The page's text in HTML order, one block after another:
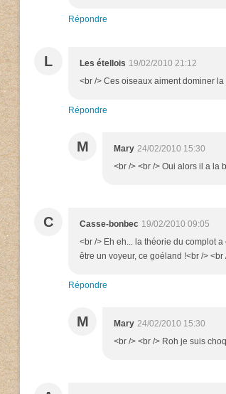
Répondre
L Les étellois 19/02/2010 21:12
<br /> Ces oiseaux aiment dominer
Répondre
M Mary 24/02/2010 15:30
<br /> <br /> Oui alors il a la
C Casse-bonbec 19/02/2010 09:05
<br /> Eh eh... la théorie du complot
être un voyeur, ce goéland !<br /> <br
Répondre
M Mary 24/02/2010 15:30
<br /> <br /> Roh je suis